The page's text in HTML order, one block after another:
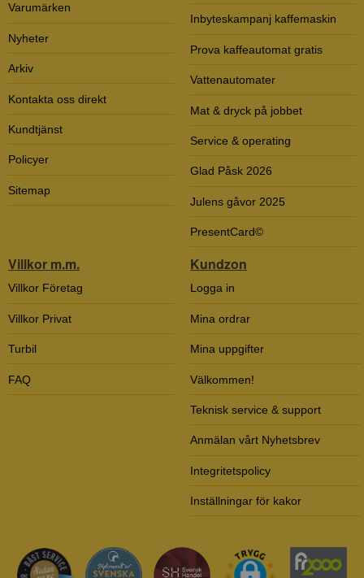
Varumärken
Nyheter
Arkiv
Kontakta oss direkt
Kundtjänst
Policyer
Sitemap
Inbyteskampanj kaffemaskin
Prova kaffeautomat gratis
Vattenautomater
Mat & dryck på jobbet
Service & operating
Glad Påsk 2026
Julens gåvor 2025
PresentCard©
Villkor m.m.
Villkor Företag
Villkor Privat
Turbil
FAQ
Kundzon
Logga in
Mina ordrar
Mina uppgifter
Välkommen!
Teknisk service & support
Anmälan vårt Nyhetsbrev
Integritetspolicy
Inställningar för kakor